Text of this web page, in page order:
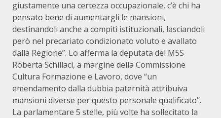
giustamente una certezza occupazionale, c’è chi ha
pensato bene di aumentargli le mansioni,
destinandoli anche a compiti istituzionali, lasciandoli
però nel precariato condizionato voluto e avallato
dalla Regione”. Lo afferma la deputata del M5S
Roberta Schillaci, a margine della Commissione
Cultura Formazione e Lavoro, dove “un
emendamento dalla dubbia paternità attribuiva
mansioni diverse per questo personale qualificato”.
La parlamentare 5 stelle, più volte ha sollecitato la